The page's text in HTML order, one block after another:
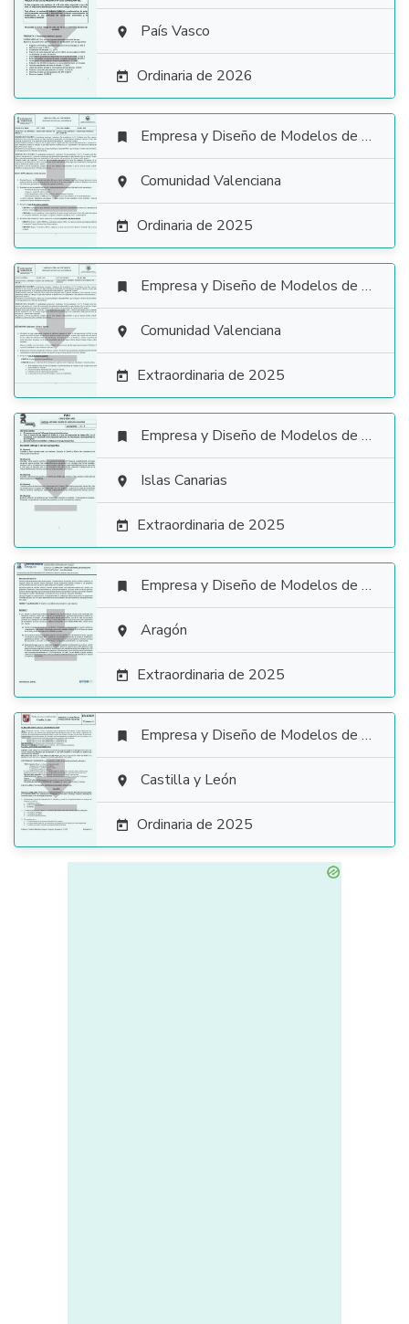
  País Vasco
 Ordinaria de 2026

 Empresa y Diseño de Modelos de Negocio
 Comunidad Valenciana
 Ordinaria de 2025

 Empresa y Diseño de Modelos de Negocio
 Comunidad Valenciana
 Extraordinaria de 2025

 Empresa y Diseño de Modelos de Negocio
 Islas Canarias
 Extraordinaria de 2025

 Empresa y Diseño de Modelos de Negocio
 Aragón
 Extraordinaria de 2025

 Empresa y Diseño de Modelos de Negocio
 Castilla y León
 Ordinaria de 2025